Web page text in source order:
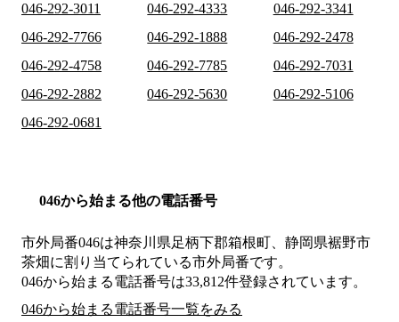
046-292-3011
046-292-4333
046-292-3341
046-292-7766
046-292-1888
046-292-2478
046-292-4758
046-292-7785
046-292-7031
046-292-2882
046-292-5630
046-292-5106
046-292-0681
046から始まる他の電話番号
市外局番046は神奈川県足柄下郡箱根町、静岡県裾野市
茶畑に割り当てられている市外局番です。
046から始まる電話番号は33,812件登録されています。
046から始まる電話番号一覧をみる